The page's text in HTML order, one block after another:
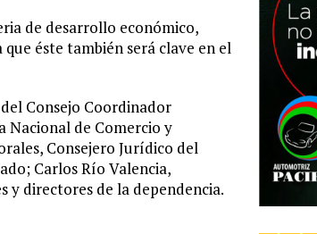
de desarrollo económico,
éste también será clave en el
Consejo Coordinador
Nacional de Comercio y
Consejero Jurídico del
Carlos Río Valencia,
y directores de la dependencia.